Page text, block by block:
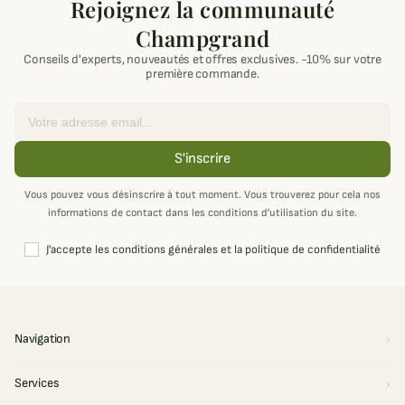
Rejoignez la communauté
Champgrand
Conseils d'experts, nouveautés et offres exclusives. -10% sur votre
première commande.
S'inscrire
Vous pouvez vous désinscrire à tout moment. Vous trouverez pour cela nos
informations de contact dans les conditions d'utilisation du site.
J'accepte les conditions générales et la politique de confidentialité
Navigation
Services